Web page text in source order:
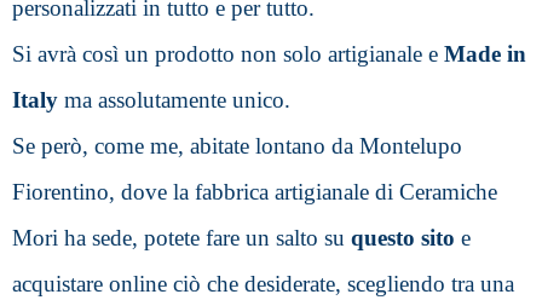
personalizzati in tutto e per tutto.
Si avrà così un prodotto non solo artigianale e Made in
Italy ma assolutamente unico.
Se però, come me, abitate lontano da Montelupo
Fiorentino, dove la fabbrica artigianale di Ceramiche
Mori ha sede, potete fare un salto su questo sito e
acquistare online ciò che desiderate, scegliendo tra una